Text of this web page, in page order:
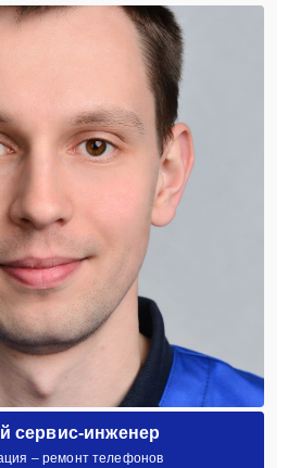
сервис-инженер
– ремонт телефонов